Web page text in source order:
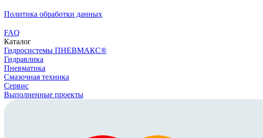
Политика обработки данных
FAQ
Каталог
Гидросистемы ПНЕВМАКС®
Гидравлика
Пневматика
Смазочная техника
Сервис
Выполненные проекты